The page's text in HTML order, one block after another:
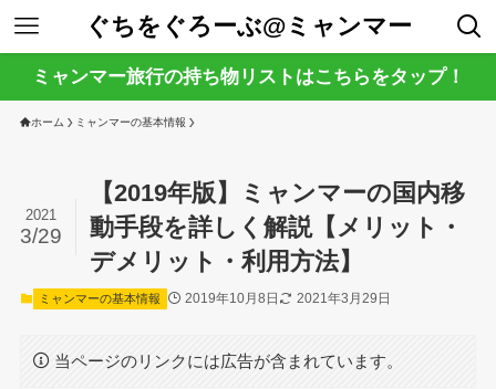
ぐちをぐろーぶ@ミャンマー
ミャンマー旅行の持ち物リストはこちらをタップ！
ホーム ミャンマーの基本情報
【2019年版】ミャンマーの国内移
動手段を詳しく解説【メリット・
デメリット・利用方法】
2021
3/29
ミャンマーの基本情報 2019年10月8日 2021年3月29日
当ページのリンクには広告が含まれています。